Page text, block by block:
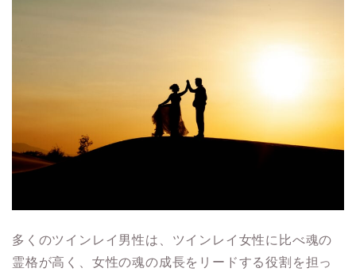
多くのツインレイ男性は、ツインレイ女性に比べ魂の
霊格が高く、女性の魂の成長をリードする役割を担っ